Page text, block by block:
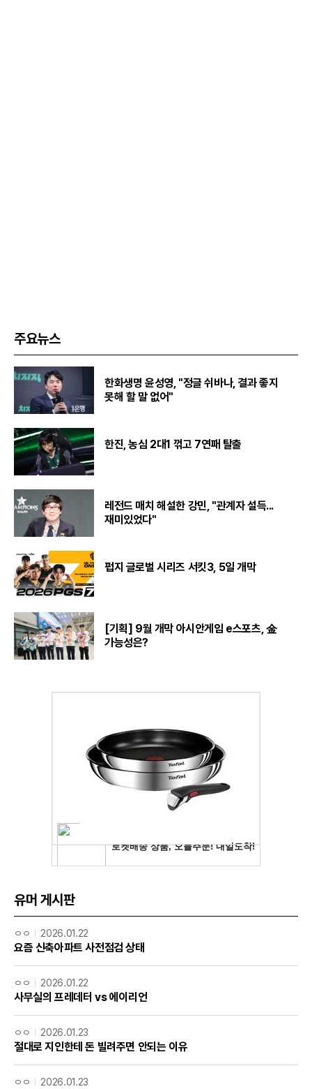
주요뉴스
한화생명 윤성영, "정글 쉬바나, 결과 좋지
못해 할 말 없어"
한진, 농심 2대1 꺾고 7연패 탈출
레전드 매치 해설한 강민, "관계자 설득...
재미있었다"
펍지 글로벌 시리즈 서킷3, 5일 개막
[기획] 9월 개막 아시안게임 e스포츠, 金
가능성은?
유머 게시판
ㅇㅇ 2026.01.22
요즘 신축아파트 사전점검 상태
ㅇㅇ 2026.01.22
사무실의 프레데터 vs 에이리언
ㅇㅇ 2026.01.23
절대로 지인한테 돈 빌려주면 안되는 이유
ㅇㅇ 2026.01.23